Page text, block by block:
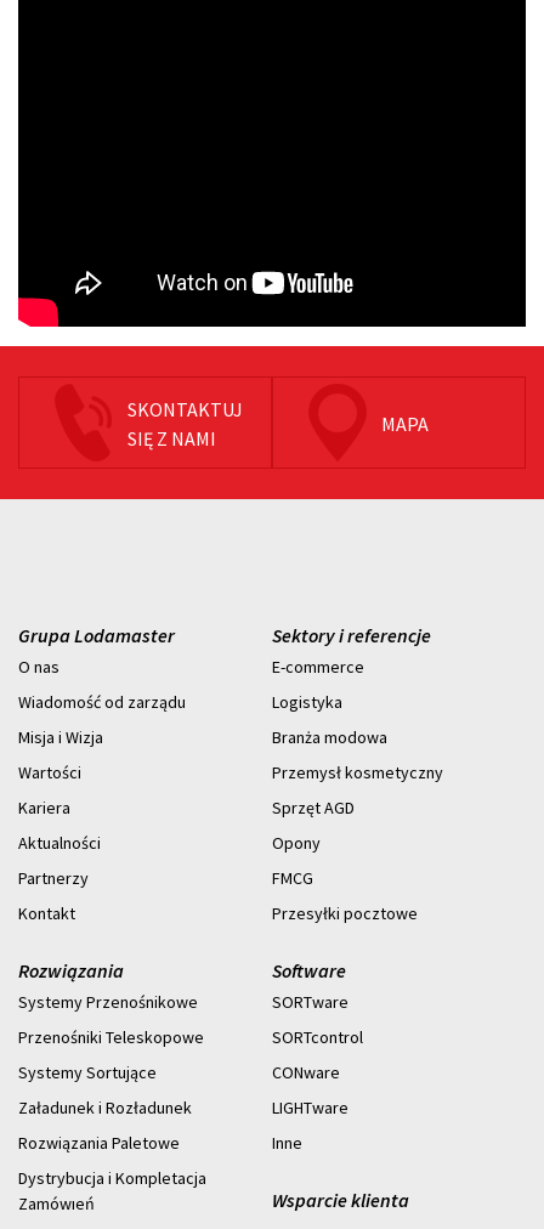
SKONTAKTUJ
SIĘ Z NAMI
MAPA
Grupa Lodamaster
O nas
Wiadomość od zarządu
Misja i Wizja
Wartości
Kariera
Aktualności
Partnerzy
Kontakt
Sektory i referencje
E-commerce
Logistyka
Branża modowa
Przemysł kosmetyczny
Sprzęt AGD
Opony
FMCG
Przesyłki pocztowe
Rozwiązania
Systemy Przenośnikowe
Przenośniki Teleskopowe
Systemy Sortujące
Załadunek i Rozładunek
Rozwiązania Paletowe
Dystrybucja i Kompletacja
Zamówıeń
Software
SORTware
SORTcontrol
CONware
LIGHTware
Inne
Wsparcie klienta